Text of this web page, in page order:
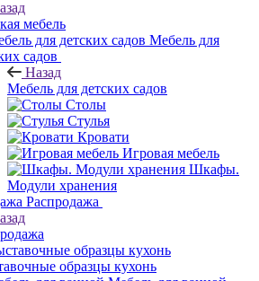
мебель
Мебель для
садов
Назад
Мебель для детских садов
Столы
Стулья
Кровати
Игровая мебель
Шкафы.
Модули хранения
Распродажа
образцы кухонь